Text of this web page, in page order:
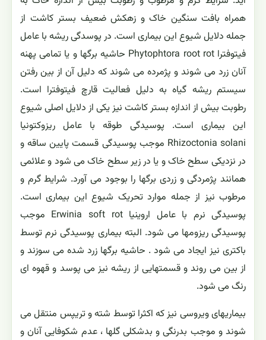
همراه بافت سنگین خاک و زهکش ضعیف بستر کاشت از
جمله دلایل شیوع این بیماری است. در پوسدگی ریشه با عامل
فیتوفترا Phytophtora root rot حاشیه برگها و یا تمامی پهنه
آنان زرد می شوند و پژمرده می شوند که دلیل آن از بین رفتن
سیستم ریشه گیاه به دلیل فعالیت قارچ فیتوفترا است.
رطوبت بیش از اندازه بستر کاشت نیز یکی از دلایل اصلی شیوع
این بیماری است. پوسیدگی طوقه با عامل ریزوکتونیا
Rhizoctonia solani موجب پوسیدگی قسمت پایین ساقه و
در نزدیکی سطح خاک و یا در زیر سطح خاک می شود و علائمی
همانند پژمردگی و زردی برگها را بوجود می آورد. شرایط گرم و
مرطوب نیز از جمله موارد تحریک شیوع این بیماری است.
پوسیدگی نرم با عامل اروینیا Erwinia soft rot موجب
پوسیدگی ریزومها می شود. البته بیماری پوسیدگی نرم توسط
باکتری نیز ایجاد می شود . حاشیه برگها زرد شده می سوزند و
از بین می روند و قسمتهایی از ریشه نیز می پوسد و قهوه ای
رنگ می شود.
بیماریهای ویروسی نیز که اکثرا توسط شته و تریپس منتقل می
شوند و موجب بدرنگی و بدشکلی گلها ، عدم شکوفایی آنان و